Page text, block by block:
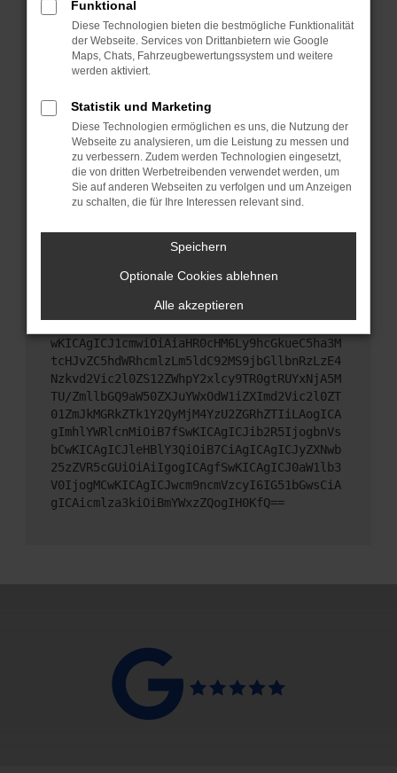
Das kann manchmal helfen, vorübergehende
Probleme zu beheben.
Stelle sicher, dass dein Browser und dein
Betriebssystem auf dem neuesten Stand sind.
Sicherheitsrisiko, sondern kann auch dazu führen,
dass bestimmte Funktionen nicht mehr
unterstützt werden.
Wende dich an den Webseitenbetreiber.
Wenn du alle oben genannten Schritte versucht
hast, kontaktiere uns bitte. Wir werden versuchen,
das Problem zu beheben. Du kannst uns diesen
Text schicken, um uns bei der Fehlersuche zu
unterstützen:
ewogICJuYW1lIjogIk5ldHdvcmtFcnJvciIsCiAgI
mNvbmZpZyI6IHsKICAgICJtZXRob2QiOiAiR0VUIi
wKICAgICJ1cmwiOiAiaHR0cHM6Ly9hcGkueC5ha3M
tcHJvZC5hdWRhcmlzLm5ldC92MS9jbGllbnRzLzE4
Nzkvd2Vic2l0ZS12ZWhpY2xlcy9TR0gtRUYxNjA5M
TU/ZmllbGQ9aW50ZXJuYWxOdW1iZXImd2Vic2l0ZT
01ZmJkMGRkZTk1Y2QyMjM4YzU2ZGRhZTIiLAogICA
gImhlYWRlcnMiOiB7fSwKICAgICJib2R5IjogbnVs
bCwKICAgICJleHBlY3QiOiB7CiAgICAgICJyZXNwb
25zZVR5cGUiOiAiIgogICAgfSwKICAgICJ0aW1lb3
V0IjogMCwKICAgICJwcm9ncmVzcyI6IG51bGwsCiA
gICAicmlza3kiOiBmYWxzZQogIH0KfQ==
Funktional
Diese Technologien bieten die bestmögliche Funktionalität
der Webseite. Services von Drittanbietern wie Google
Maps, Chats, Fahrzeugbewertungssystem und weitere
werden aktiviert.
Statistik und Marketing
Diese Technologien ermöglichen es uns, die Nutzung der
Webseite zu analysieren, um die Leistung zu messen und
zu verbessern. Zudem werden Technologien eingesetzt,
die von dritten Werbetreibenden verwendet werden, um
Sie auf anderen Webseiten zu verfolgen und um Anzeigen
zu schalten, die für Ihre Interessen relevant sind.
Speichern
Optionale Cookies ablehnen
Alle akzeptieren